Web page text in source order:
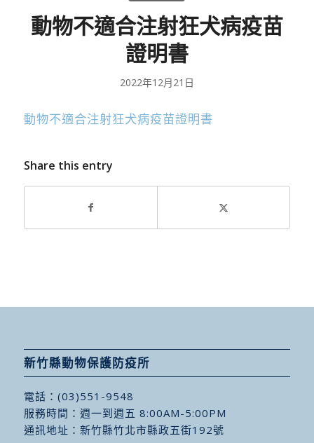
動物不適合注射狂犬病疫苗
證明書
2022年12月21日
動物不適合注射狂犬病疫苗證明書
Share this entry
新竹縣動物保護防疫所
電話： (03)551-9548
服務時間：週一到週五 8:00AM-5:00PM
通訊地址： 新竹縣竹北市縣政五街192號